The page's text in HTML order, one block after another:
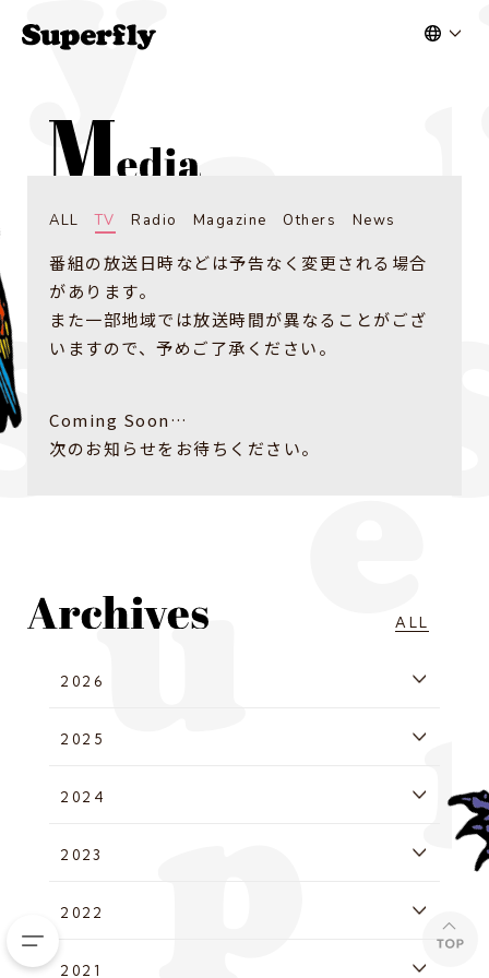
ALL TV Radio Magazine Others News
番組の放送日時などは予告なく変更される場合
があります。
また一部地域では放送時間が異なることがござ
いますので、予めご了承ください。
Coming Soon…
次のお知らせをお待ちください。
ALL
2026
2025
2024
2023
2022
2021